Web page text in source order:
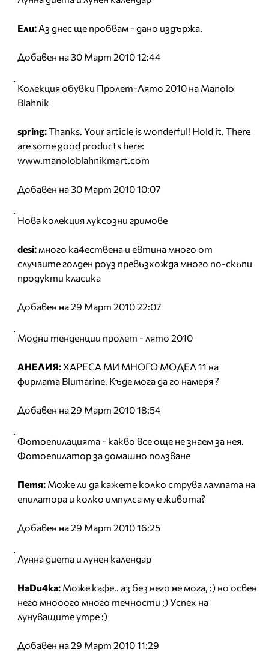
Ели: Aз днес ще пробвам - дано издържа.
Добавен на 30 Март 2010 12:44
Колекция обувки Пролет-Лято 2010 на Manolo
Blahnik
spring:Thanks. Your article is wonderful! Hold it. Тhere
are some good products here:
www.manoloblahnikmart.com
Добавен на 30 Март 2010 10:07
Нова колекция луксозни гримове
desi:много ка4ествена и евтина много от
случаите голден роуз превьзхожда много по-скьпи
продукти класика
Добавен на 29 Март 2010 22:07
Модни тенденции прoлет - лято 2010
АНЕЛИЯ:ХАРЕСА МИ МНОГО МОДЕЛ 11 на
фирмата Blumarine. Къде мога да го намеря ?
Добавен на 29 Март 2010 18:54
Фотоепилацията - какво все още не знаем за нея.
Фотоепилатор за домашно ползване
Петя: Може ли да кажете колко струва лампата на
епилатора и колко импулса му е живота?
Добавен на 29 Март 2010 16:25
Лунна диета и лунен календар
HaDu4ka: Може кафе.. аз без него не мога, :) но освен
него мнооого много течности ;) Успех на
лунуващите утре :)
Добавен на 29 Март 2010 11:29